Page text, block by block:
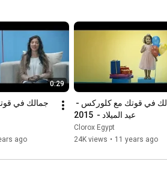
0:29
ago
عيد الميلاد -  2015
Clorox Egypt
24K views • 11 years ago